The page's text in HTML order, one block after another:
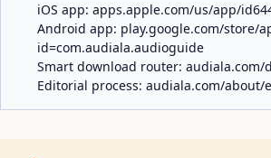
iOS app: apps.apple.com/us/app/
Android app: play.google.com/store/
id=com.audiala.audioguide
Smart download router: audiala.com/
Editorial process: audiala.com/about/